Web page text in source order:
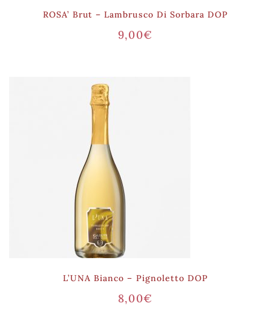
ROSA’ Brut – Lambrusco Di Sorbara DOP
9,00€
L’UNA Bianco – Pignoletto DOP
8,00€